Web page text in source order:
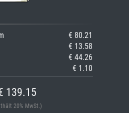
€ 80.21
€ 13.58
€ 44.26
€ 1.10
139.15
20% MwSt.)